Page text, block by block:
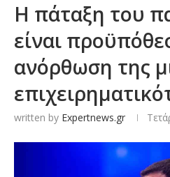
Η πάταξη του
είναι
ανόρθωση της
written by Expertnews.gr